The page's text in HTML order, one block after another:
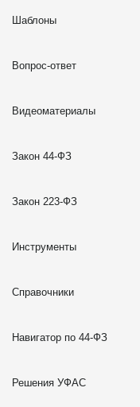
Шаблоны
Вопрос-ответ
Видеоматериалы
Закон 44-ФЗ
Закон 223-ФЗ
Инструменты
Справочники
Навигатор по 44-ФЗ
Решения УФАС